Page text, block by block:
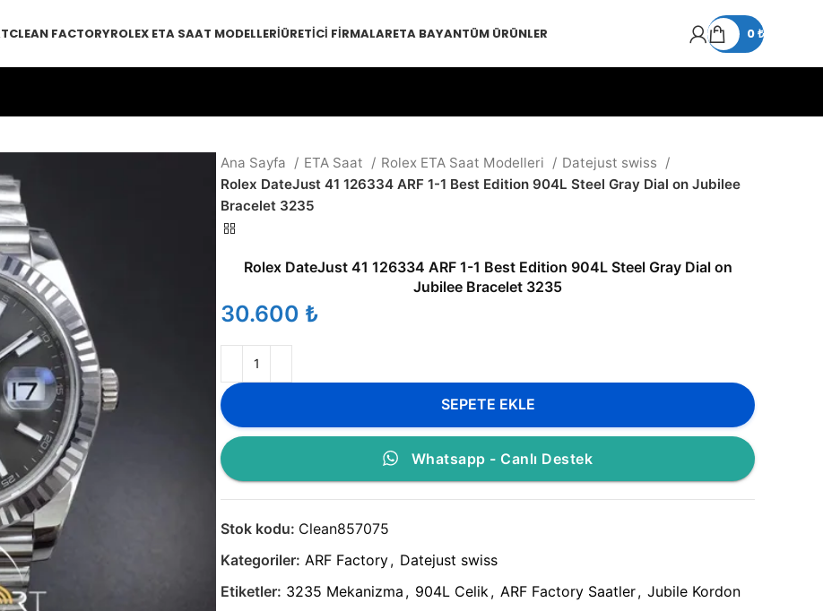
CLEAN FACTORYROLEX ETA SAAT MODELLERIÜRETICI FIRMALARETA BAYANTÜM ÜRÜNLER 0₺
Ana Sayfa ETA Saat Rolex ETA Saat Modelleri
Datejust swiss
Rolex DateJust 41 126334 ARF 1-1 Best Edition 904L Steel Gray Dial on Jubilee
Bracelet 3235
Rolex DateJust 41 126334 ARF 1-1 Best Edition 904L Steel Gray Dial on
Jubilee Bracelet 3235
₺
SEPETE EKLE
Whatsapp - Canlı Destek
Stok kodu: Clean857075
Kategoriler: ARF Factory, Datejust swiss
Etiketler: 3235 Mekanizma , 904L Celik , ARF Factory Saatler, Jubile Kordon